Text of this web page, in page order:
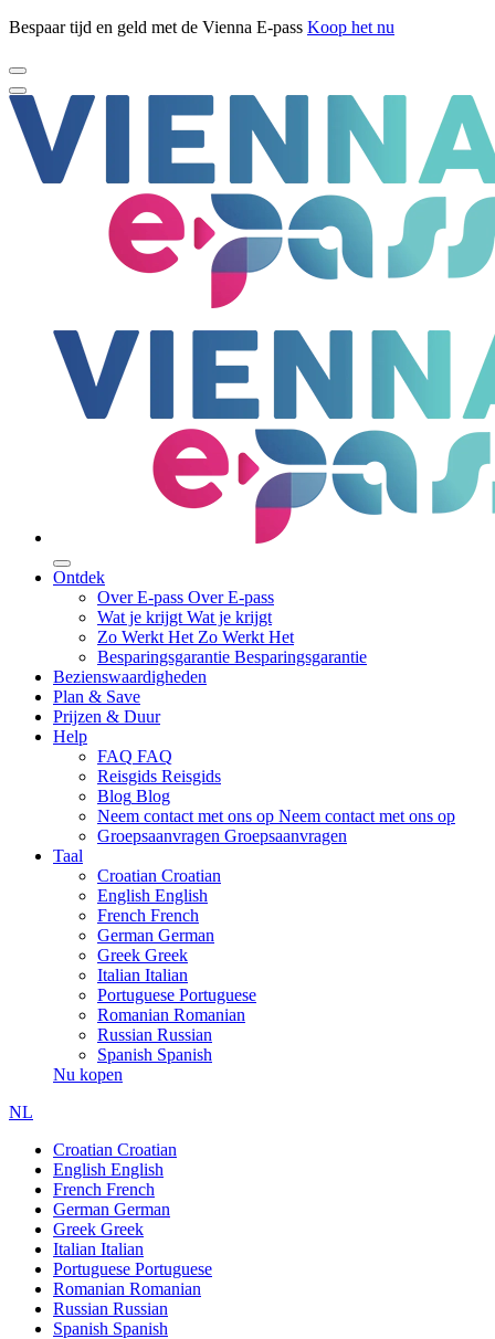
Bespaar tijd en geld met de Vienna E-pass Koop het nu
Ontdek
Over E-pass Over E-pass
Wat je krijgt Wat je krijgt
Zo Werkt Het Zo Werkt Het
Besparingsgarantie Besparingsgarantie
Bezienswaardigheden
Plan & Save
Prijzen & Duur
Help
FAQ FAQ
Reisgids Reisgids
Blog Blog
Neem contact met ons op Neem contact met ons op
Groepsaanvragen Groepsaanvragen
Taal
Croatian Croatian
English English
French French
German German
Greek Greek
Italian Italian
Portuguese Portuguese
Romanian Romanian
Russian Russian
Spanish Spanish
Nu kopen
NL
Croatian Croatian
English English
French French
German German
Greek Greek
Italian Italian
Portuguese Portuguese
Romanian Romanian
Russian Russian
Spanish Spanish